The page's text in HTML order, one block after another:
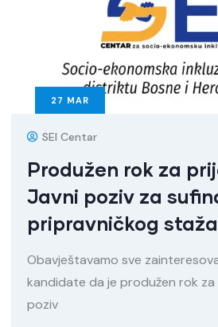
27 MAR
SEI Centar
Produžen rok za
Javni poziv za
pripravničkog staža
Obavještavamo sve
kandidate da je produžen rok za
poziv